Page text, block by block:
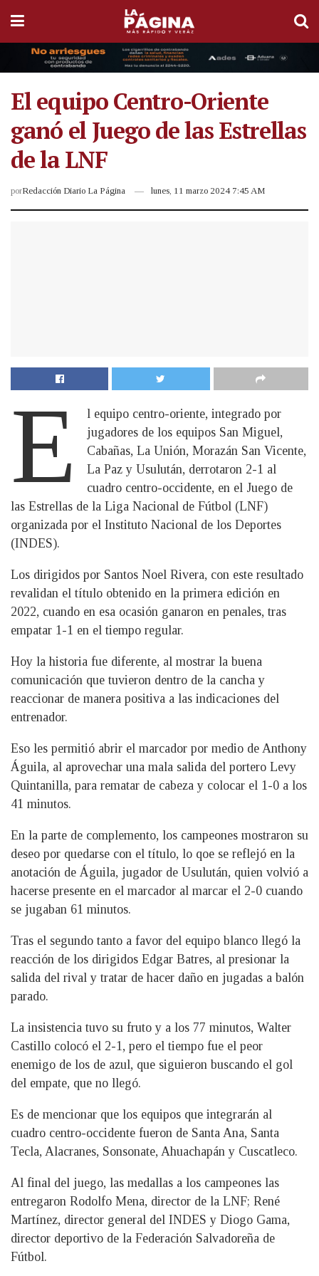
El equipo Centro-Oriente
ganó el Juego de las Estrellas
de la LNF
porRedacción Diario La Página lunes, 11 marzo 2024 7:45 AM
E
l equipo centro-oriente, integrado por
jugadores de los equipos San Miguel,
Cabañas, La Unión, Morazán San Vicente,
La Paz y Usulután, derrotaron 2-1 al
cuadro centro-occidente, en el Juego de
las Estrellas de la Liga Nacional de Fútbol (LNF)
organizada por el Instituto Nacional de los Deportes
(INDES).
Los dirigidos por Santos Noel Rivera, con este resultado
revalidan el título obtenido en la primera edición en
2022, cuando en esa ocasión ganaron en penales, tras
empatar 1-1 en el tiempo regular.
Hoy la historia fue diferente, al mostrar la buena
comunicación que tuvieron dentro de la cancha y
reaccionar de manera positiva a las indicaciones del
entrenador.
Eso les permitió abrir el marcador por medio de Anthony
Águila, al aprovechar una mala salida del portero Levy
Quintanilla, para rematar de cabeza y colocar el 1-0 a los
41 minutos.
En la parte de complemento, los campeones mostraron su
deseo por quedarse con el título, lo qoe se reflejó en la
anotación de Águila, jugador de Usulután, quien volvió a
hacerse presente en el marcador al marcar el 2-0 cuando
se jugaban 61 minutos.
Tras el segundo tanto a favor del equipo blanco llegó la
reacción de los dirigidos Edgar Batres, al presionar la
salida del rival y tratar de hacer daño en jugadas a balón
parado.
La insistencia tuvo su fruto y a los 77 minutos, Walter
Castillo colocó el 2-1, pero el tiempo fue el peor
enemigo de los de azul, que siguieron buscando el gol
del empate, que no llegó.
Es de mencionar que los equipos que integrarán al
cuadro centro-occidente fueron de Santa Ana, Santa
Tecla, Alacranes, Sonsonate, Ahuachapán y Cuscatleco.
Al final del juego, las medallas a los campeones las
entregaron Rodolfo Mena, director de la LNF; René
Martínez, director general del INDES y Diogo Gama,
director deportivo de la Federación Salvadoreña de
Fútbol.